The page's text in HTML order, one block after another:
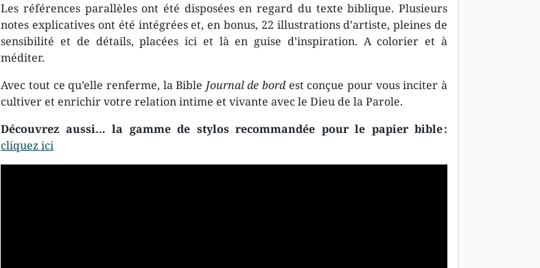
Les références parallèles ont été disposées en regard du texte biblique. Plusieurs
notes explicatives ont été intégrées et, en bonus, 22 illustrations d’artiste, pleines de
sensibilité et de détails, placées ici et là en guise d’inspiration. A colorier et à
méditer.
Avec tout ce qu’elle renferme, la Bible Journal de bordest conçue pour vous inciter à
cultiver et enrichir votre relation intime et vivante avec le Dieu de la Parole.
Découvrez aussi… la gamme de stylos recommandée pour le papier bible :
cliquez ici